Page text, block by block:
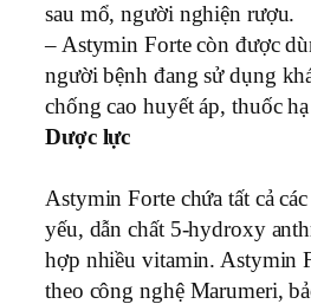
sau mổ, người nghiện rượu.
– Astymin Forte còn được
người bệnh đang sử dụng
chống cao huyết áp, thuốc
Dược lực
Astymin Forte chứa tất cả
yếu, dẫn chất 5-hydroxy
hợp nhiều vitamin. Astymin
theo công nghệ Marumeri,